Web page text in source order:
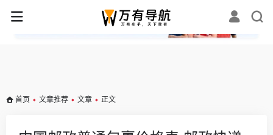
✕
首页 • 文章推荐 • 文章 • 正文